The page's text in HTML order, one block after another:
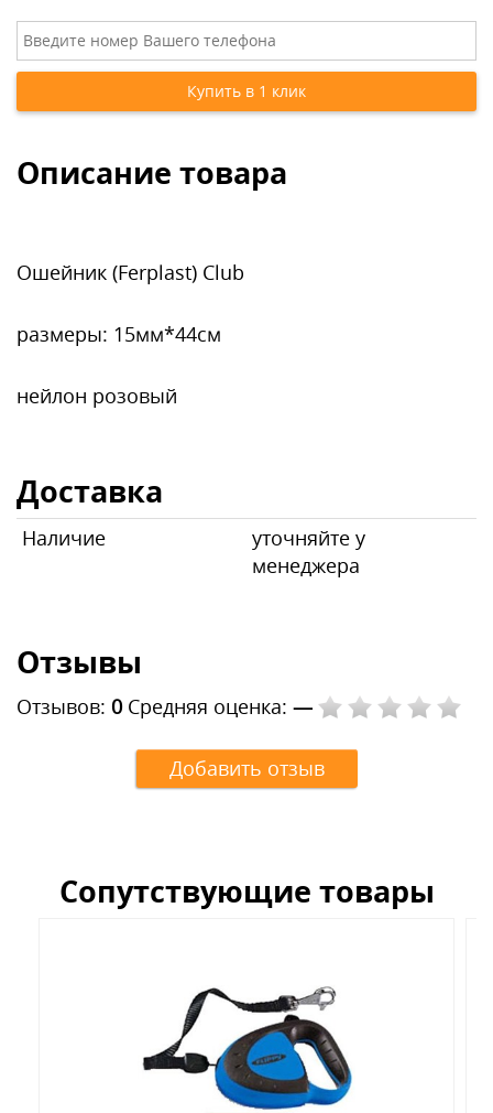
Описание товара
Ошейник (Ferplast) Club
размеры: 15мм*44см
нейлон розовый
Доставка
Наличие
уточняйте у
менеджера
Отзывы
Отзывов: 0 Средняя оценка: —
Добавить отзыв
Сопутствующие товары